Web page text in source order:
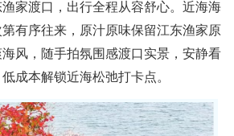
家渡口，出行全程从容舒心。近海海
有序往来，原汁原味保留江东渔家原
风，随手拍氛围感渡口实景，安静看
成本解锁近海松弛打卡点。